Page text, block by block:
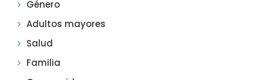
Género
Adultos mayores
Salud
Familia